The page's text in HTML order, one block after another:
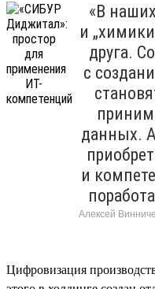
«В
и
друга.
с
данных.
и
Алексей
Цифровизация